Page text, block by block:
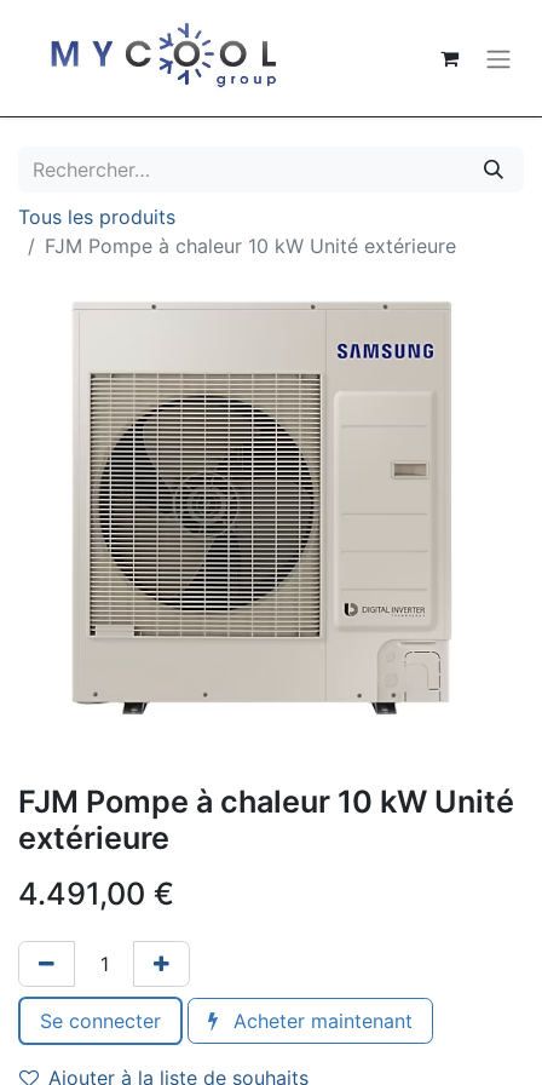
Tous les produits
FJM Pompe à chaleur 10 kW Unité extérieure
FJM Pompe à chaleur 10 kW Unité
extérieure
4.491,00 €
Se connecter Acheter maintenant
Ajouter à la liste de souhaits